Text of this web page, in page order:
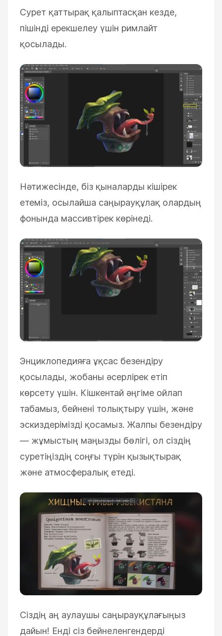
Сурет қаттырақ қалыптасқан кезде,
пішінді ерекшелеу үшін римлайт
қосылады.
Нәтижесінде, біз қыналарды кішірек
етеміз, осылайша саңырауқұлақ олардың
фонында массивтірек көрінеді.
Энциклопедияға ұқсас безендіру
қосылады, жобаны әсерлірек етіп
көрсету үшін. Кішкентай әңгіме ойлап
табамыз, бейнені толықтыру үшін, және
эскиздерімізді қосамыз. Жалпы безендіру
— жұмыстың маңызды бөлігі, ол сіздің
суретіңіздің соңғы түрін қызықтырақ
және атмосфералық етеді.
Сіздің аң аулаушы саңырауқұлағыңыз
дайын! Енді сіз бейнеленгендерді